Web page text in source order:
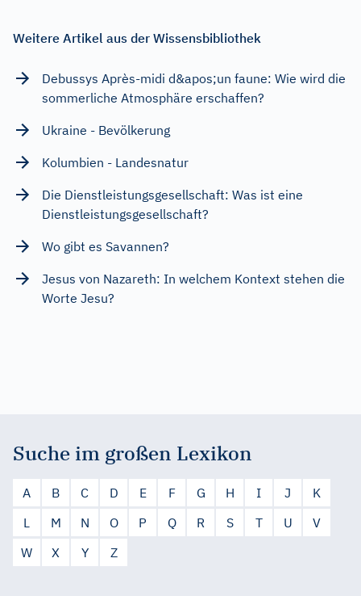
Weitere Artikel aus der Wissensbibliothek
Debussys Après-midi d&apos;un faune: Wie wird die
sommerliche Atmosphäre erschaffen?
Ukraine - Bevölkerung
Kolumbien - Landesnatur
Die Dienstleistungsgesellschaft: Was ist eine
Dienstleistungsgesellschaft?
Wo gibt es Savannen?
Jesus von Nazareth: In welchem Kontext stehen die
Worte Jesu?
Suche im großen Lexikon
A B C D E F G H I J
K
L
M N O P Q R S T U
V
W
X Y Z